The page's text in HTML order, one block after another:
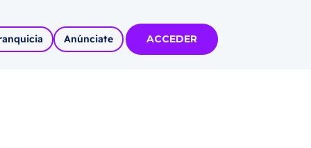
Anúnciate ACCEDER